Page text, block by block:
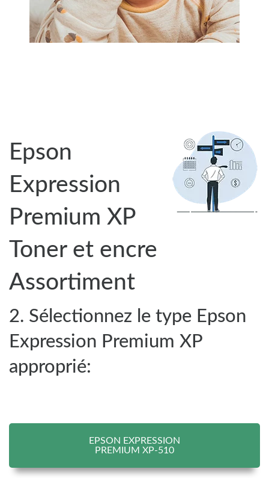
Epson
Expression
Premium XP
Toner et encre
Assortiment
2. Sélectionnez le type Epson
Expression Premium XP
approprié:
EPSON EXPRESSION
PREMIUM XP-510